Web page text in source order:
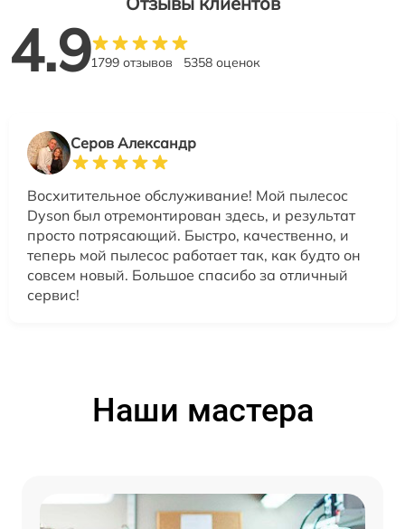
4.91799 отзывов 5358 оценок
Серов Александр
Восхитительное обслуживание! Мой пылесос
Dyson был отремонтирован здесь, и результат
просто потрясающий. Быстро, качественно, и
теперь мой пылесос работает так, как будто он
совсем новый. Большое спасибо за отличный
сервис!
Наши мастера